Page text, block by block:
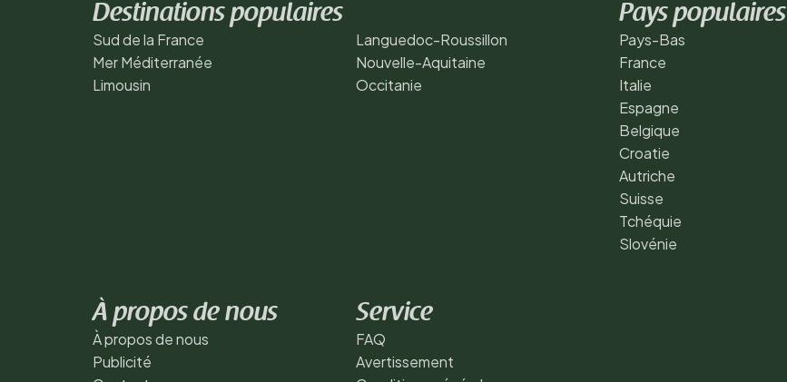
Destinations populaires
Sud de la France
Mer Méditerranée
Limousin
Languedoc-Roussillon
Nouvelle-Aquitaine
Occitanie
Pays populaires
Pays-Bas
France
Italie
Espagne
Belgique
Croatie
Autriche
Suisse
Tchéquie
Slovénie
À propos de nous
À propos de nous
Publicité
Service
FAQ
Avertissement